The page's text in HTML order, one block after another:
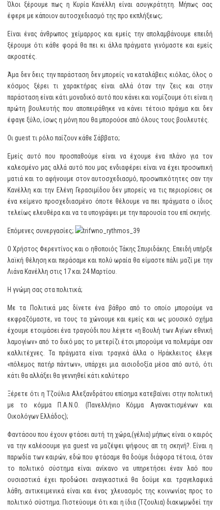
Όλοι ξέρουμε πως η Κυρία Κανέλλη είναι ασυγκράτητη. Μήπως σας
έφερε με κάποιον αυτοσχεδιασμό της προ εκπλήξεως;
Είναι ένας άνθρωπος χείμαρρος και εμείς την απολαμβάνουμε επειδή
ξέρουμε ότι κάθε φορά θα πει κι άλλα πράγματα γινόμαστε και εμείς
ακροατές.
Άμα δεν δεις την παράσταση δεν μπορείς να καταλάβεις κιόλας, όλος ο
κόσμος ξέρει τι χαρακτήρας είναι αλλά όταν την ζεις και στην
παράσταση είναι κάτι μοναδικό αυτό που κάνει και νομίζουμε ότι είναι η
πρώτη βουλευτής που αποπειράθηκε να κάνει τέτοιο πράγμα και δεν
έφαγε ξύλο, ίσως η μόνη που θα μπορούσε από όλους τους βουλευτές.
Οι guest τι ρόλο παίζουν κάθε Σάββατο;
Εμείς αυτό που προσπαθούμε είναι να έχουμε ένα πλάνο για τον
καλεσμένο μας αλλά αυτό που μας ενδιαφέρει είναι να έχει προσωπική
ματιά και το αφήνουμε στον αυτοσχεδιασμό, προσωπικότητες σαν την
Κανέλλη και την Ελένη Γερασιμίδου δεν μπορείς να τις περιορίσεις σε
ένα κείμενο προσχεδιασμένο όποτε θέλουμε να πει πράγματα ο ίδιος
τελείως ελευθέρα και να τα υπογράψει με την παρουσία του επί σκηνής.
Επόμενες συνεργασίες;
Ο Χρήστος Φερεντίνος και ο ηθοποιός Τάκης Σπυριδάκης. Επειδή υπήρξε
λαϊκή θέληση και περάσαμε και πολύ ωραία θα είμαστε πάλι μαζί με την
Λιάνα Κανέλλη στις 17 και 24 Μαρτίου.
Η γνώμη σας στα πολιτικά;
Με τα Πολιτικά μας δίνετε ένα βάθρο από το οποίο μπορούμε να
εκφραζόμαστε, να τους τα χώνουμε και εμείς και ως μουσικό σχήμα
έχουμε ετοιμάσει ένα τραγούδι που λέγετε «η Βουλή των Αγίων εθνική
λαμογίων» από το δικό μας το μετερίζι έτσι μπορούμε να πολεμάμε σαν
καλλιτέχνες. Τα πράγματα είναι τραγικά άλλα ο Ηράκλειτος έλεγε
«πόλεμος πατήρ πάντων», υπάρχει μια αισιοδοξία μέσα από αυτό, ότι
κάτι θα αλλάξει θα γεννηθεί κάτι καλύτερο
Ξέρετε ότι η Τζούλια Αλεξανδράτου επίσημα κατεβαίνει στην πολιτική
με το κόμμα Π.Α.Ν.Ο. (Πανελλήνιο Κόμμα Αγανακτισμένων και
Οικολόγων Ελλάδος);
Φαντάσου που έχουν φτάσει αυτή τη χώρα,(γέλια) μήπως είναι ο καιρός
να την καλέσουμε για guest να μαζέψει ψήφους απ τη σκηνή?. Είναι η
παρωδία των καιρών, εδώ που φτάσαμε θα δούμε διάφορα τέτοια, όταν
το πολιτικό σύστημα είναι ανίκανο να υπηρετήσει έναν λαό που
ουσιαστικά έχει προδώσει αναγκαστικά θα δούμε και τραγελαφικά
λάθη, αντικειμενικά είναι και ένας χλευασμός της κοινωνίας προς το
πολιτικό σύστημα. Πιστεύουμε ότι και η ίδια (Τζουλια) διακωμωδεί την